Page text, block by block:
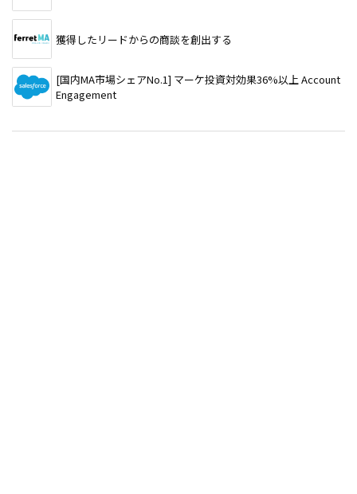
獲得したリードからの商談を創出する
[国内MA市場シェアNo.1] マーケ投資対効果36%以上 Account
Engagement